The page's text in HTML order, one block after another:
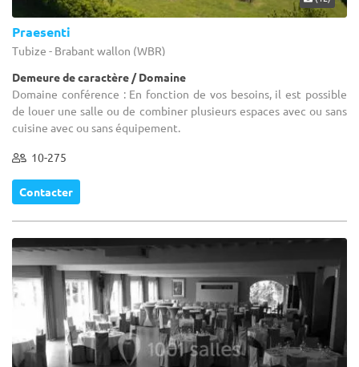
Praesenti
Tubize - Brabant wallon (WBR)
Demeure de caractère / Domaine
Domaine conférence : En fonction de vos besoins, il est possible
de louer une salle ou de combiner plusieurs espaces avec ou sans
cuisine avec ou sans équipement.
10-275
Contacter